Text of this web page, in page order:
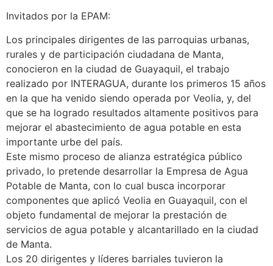
Invitados por la EPAM:
Los principales dirigentes de las parroquias urbanas,
rurales y de participación ciudadana de Manta,
conocieron en la ciudad de Guayaquil, el trabajo
realizado por INTERAGUA, durante los primeros 15 años
en la que ha venido siendo operada por Veolia, y, del
que se ha logrado resultados altamente positivos para
mejorar el abastecimiento de agua potable en esta
importante urbe del país.
Este mismo proceso de alianza estratégica público
privado, lo pretende desarrollar la Empresa de Agua
Potable de Manta, con lo cual busca incorporar
componentes que aplicó Veolia en Guayaquil, con el
objeto fundamental de mejorar la prestación de
servicios de agua potable y alcantarillado en la ciudad
de Manta.
Los 20 dirigentes y líderes barriales tuvieron la